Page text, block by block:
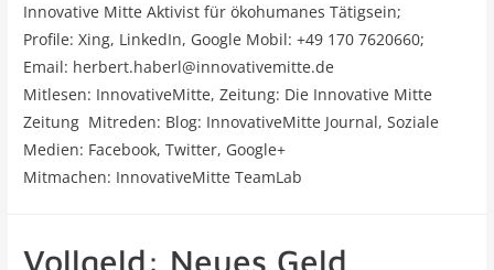
Innovative Mitte Aktivist für ökohumanes Tätigsein;
Profile: Xing, LinkedIn, Google Mobil: +49 170 7620660;
Email: herbert.haberl@innovativemitte.de
Mitlesen: InnovativeMitte, Zeitung: Die Innovative Mitte
Zeitung Mitreden: Blog: InnovativeMitte Journal, Soziale
Medien: Facebook, Twitter, Google+
Mitmachen: InnovativeMitte TeamLab
Vollgeld: Neues Geld